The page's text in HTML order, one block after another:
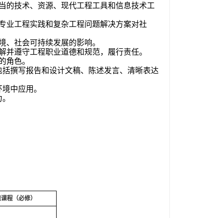
的技术、资源、现代工程工具和信息技术工
业工程实践和复杂工程问题解决方案对社
社会可持续发展的影响。
遵守工程职业道德和规范，履行责任。
角色。
撰写报告和设计文稿、陈述发言、清晰表达
中应用。
程（必修）